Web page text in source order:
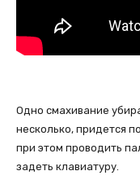
Одно смахивание
несколько, придется
при этом проводить
задеть клавиатуру.